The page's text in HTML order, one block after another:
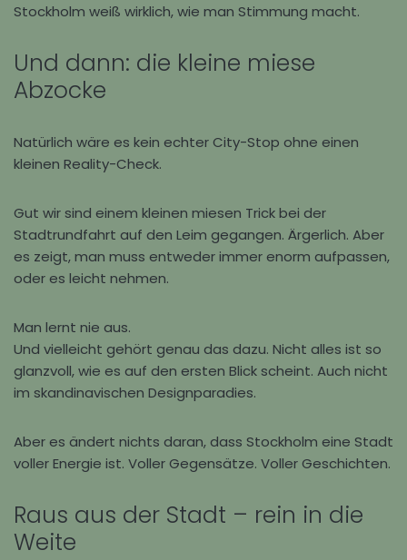
Stockholm weiß wirklich, wie man Stimmung macht.
Und dann: die kleine miese
Abzocke
Natürlich wäre es kein echter City-Stop ohne einen
kleinen Reality-Check.
Gut wir sind einem kleinen miesen Trick bei der
Stadtrundfahrt auf den Leim gegangen. Ärgerlich. Aber
es zeigt, man muss entweder immer enorm aufpassen,
oder es leicht nehmen.
Man lernt nie aus.
Und vielleicht gehört genau das dazu. Nicht alles ist so
glanzvoll, wie es auf den ersten Blick scheint. Auch nicht
im skandinavischen Designparadies.
Aber es ändert nichts daran, dass Stockholm eine Stadt
voller Energie ist. Voller Gegensätze. Voller Geschichten.
Raus aus der Stadt – rein in die
Weite